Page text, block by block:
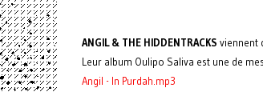
ANGIL & THE HIDDENTRACKS viennent
Leur album Oulipo Saliva est une de
Angil - In Purdah.mp3